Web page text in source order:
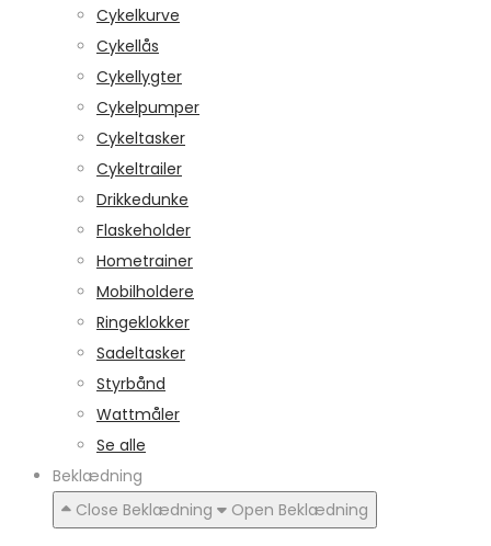
Cykelkurve
Cykellås
Cykellygter
Cykelpumper
Cykeltasker
Cykeltrailer
Drikkedunke
Flaskeholder
Hometrainer
Mobilholdere
Ringeklokker
Sadeltasker
Styrbånd
Wattmåler
Se alle
Beklædning
Close Beklædning
Open Beklædning